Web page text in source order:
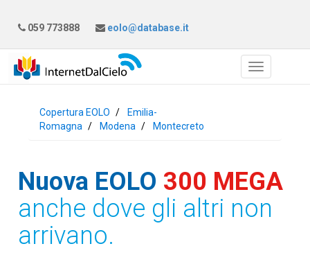
059 773888 eolo@database.it
Copertura EOLO
Emilia-
Romagna
Modena Montecreto
Nuova EOLO 300 MEGA
anche dove gli altri non
arrivano.